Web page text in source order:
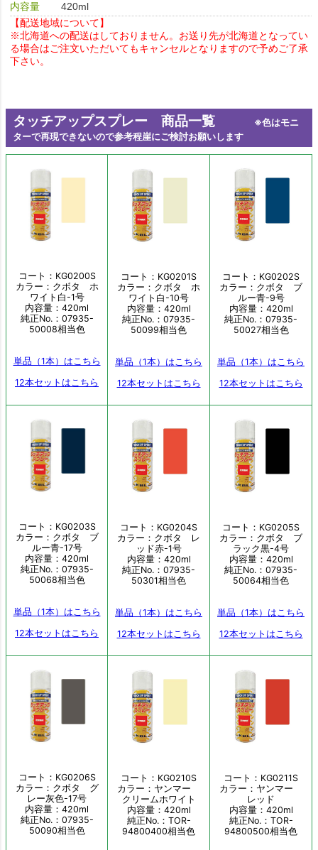
内容量
420ml
【配送地域について】
※北海道への配送はしておりません。お送り先が北海道となってい
る場合はご注文いただいてもキャンセルとなりますので予めご了承
下さい。